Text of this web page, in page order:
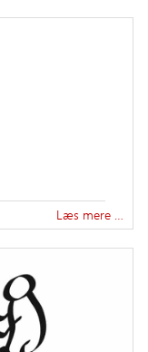
Læs mere …